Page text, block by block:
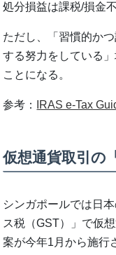
処分損益は課税/損金
ただし、「習慣的か
する努力をしている
ことになる。
参考： IRAS e-Tax
仮想通貨取引の
シンガポールでは日
ス税（GST）」で仮
案が今年1月から施行